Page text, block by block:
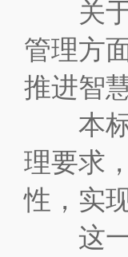
关于
管理方
推进智
本标
理要求
性，实
这一